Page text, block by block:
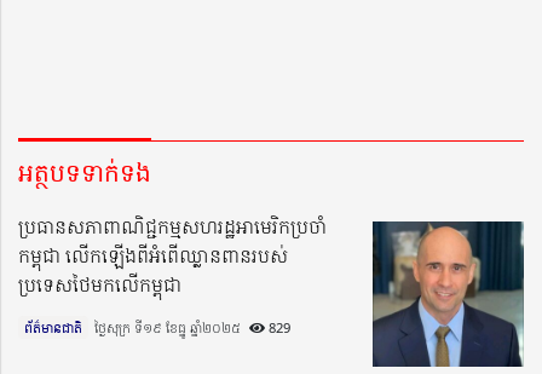
អត្ថបទទាក់ទង
ប្រធានសភាពាណិជ្ជកម្មសហរដ្ឋអាមេរិកប្រចាំ
កម្ពុជា លើកឡើងពីអំពើឈ្លានពានរបស់
ប្រទេសថៃមកលើកម្ពុជា
ព័ត៌មានជាតិ ថ្ងៃសុក្រ ទី១៩ ខែធ្នូ ឆ្នាំ២០២៥​ 829